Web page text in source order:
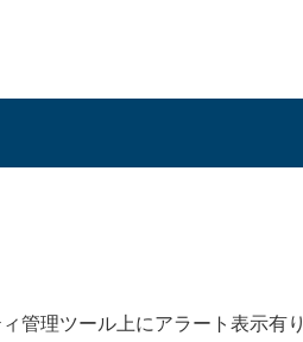
管理ツール上にアラート表示有り